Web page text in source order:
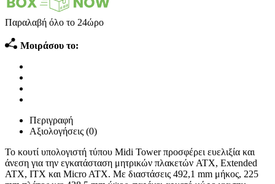
Παραλαβή όλο το 24ώρο
Μοιράσου το:
Περιγραφή
Αξιολογήσεις (0)
Το κουτί υπολογιστή τύπου Midi Tower προσφέρει ευελιξία και
άνεση για την εγκατάσταση μητρικών πλακετών ATX, Extended
ATX, ITX και Micro ATX. Με διαστάσεις 492,1 mm μήκος, 225